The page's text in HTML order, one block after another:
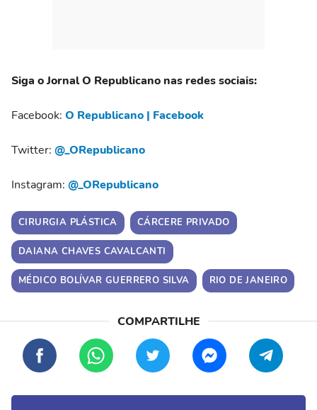
Siga o Jornal O Republicano nas redes sociais:
Facebook: O Republicano | Facebook
Twitter: @_ORepublicano
Instagram: @_ORepublicano
CIRURGIA PLÁSTICA CÁRCERE PRIVADO
DAIANA CHAVES CAVALCANTI
MÉDICO BOLÍVAR GUERRERO SILVA RIO DE JANEIRO